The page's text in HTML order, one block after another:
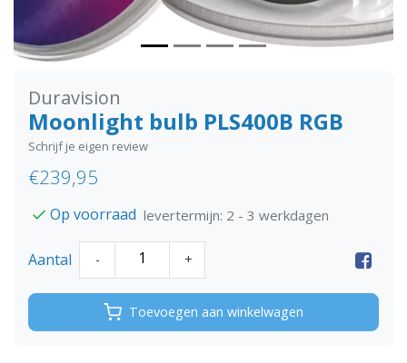
Duravision
Moonlight bulb PLS400B RGB
Schrijf je eigen review
€239,95
Op voorraad levertermijn: 2 - 3 werkdagen
Aantal - +
Toevoegen aan winkelwagen